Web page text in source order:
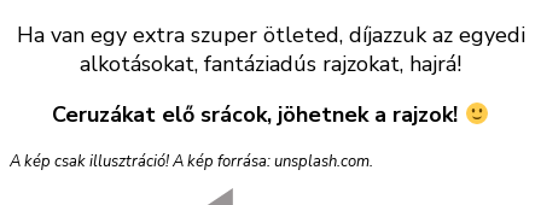
Ha van egy extra szuper ötleted, díjazzuk az egyedi
alkotásokat, fantáziadús rajzokat, hajrá!
Ceruzákat elő srácok, jöhetnek a rajzok!
A kép csak illusztráció! A kép forrása: unsplash.com.